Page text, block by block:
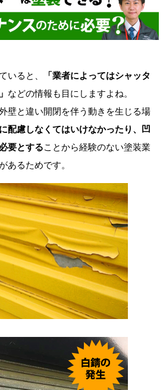
いると、
「業者によってはシャッタ
などの情報も目にしますよね。
壁と違い開閉を伴う動きを生じる場
配慮しなくてはいけなかったり、凹
要とすることから経験のない塗装業
あるためです。